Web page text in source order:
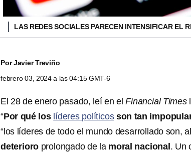
LAS REDES SOCIALES PARECEN INTENSIFICAR EL
PorJavier Treviño
febrero 03, 2024 a las 04:15 GMT-6
El 28 de enero pasado, leí en elFinancial Times
“Por qué los líderes políticosson tan
“los líderes de todo el mundo desarrollado son,
deterioro prolongado de la moral nacional . Un